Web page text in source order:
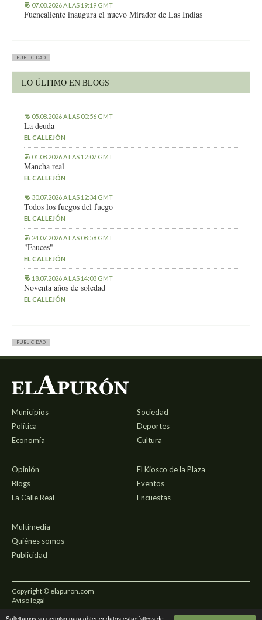
07.08.2026 A LAS 19:19 GMT
Fuencaliente inaugura el nuevo Mirador de Las Indias
PUBLICIDAD
LO ÚLTIMO EN BLOGS
05.08.2026 A LAS 00:56 GMT
La deuda
EL CALLEJÓN
01.08.2026 A LAS 12:07 GMT
Mancha real
EL CALLEJÓN
30.07.2026 A LAS 12:34 GMT
Todos los fuegos del fuego
EL CALLEJÓN
24.07.2026 A LAS 08:58 GMT
"Fauces"
EL CALLEJÓN
18.07.2026 A LAS 14:03 GMT
Noventa años de soledad
EL CALLEJÓN
PUBLICIDAD
Municipios
Política
Economía
Sociedad
Deportes
Cultura
Opinión
Blogs
La Calle Real
El Kiosco de la Plaza
Eventos
Encuestas
Multimedia
Quiénes somos
Publicidad
Copyright © elapuron.com
Aviso legal